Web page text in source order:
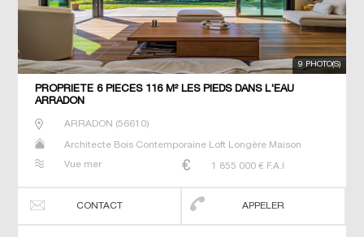
9 PHOTO(S)
PROPRIETE 6 PIECES 116 M² LES PIEDS DANS L'EAU
ARRADON
ARRADON (56610)
Architecte Bois Contemporaine Loft Longère Maison
Vue mer
1 855 000 € F.A.I
CONTACT APPELER